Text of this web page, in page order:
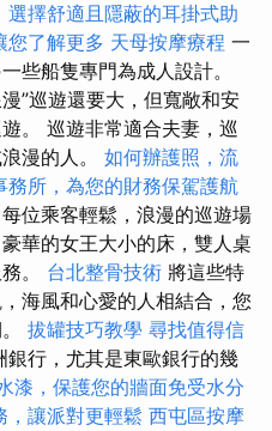
選擇舒適且隱蔽的耳掛式助
您了解更多 天母按摩療程 一
些船隻專門為成人設計。
”巡遊還要大，但寬敞和安
。 巡遊非常適合夫妻，巡
漫的人。 如何辦護照，流
務所，為您的財務保駕護航
位乘客輕鬆，浪漫的巡遊場
華的女王大小的床，雙人桌
。 台北整骨技術 將這些特
海風和心愛的人相結合，您
拔罐技巧教學 尋找值得信
銀行，尤其是東歐銀行的幾
漆，保護您的牆面免受水分
，讓派對更輕鬆 西屯區按摩